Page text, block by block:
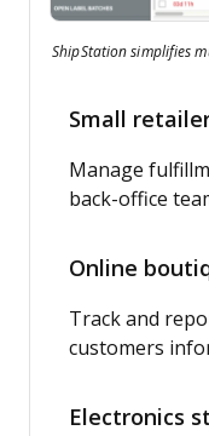
ShipStation simplifies
Small
Manage
back-office
Online
Track and
customers
Electronics